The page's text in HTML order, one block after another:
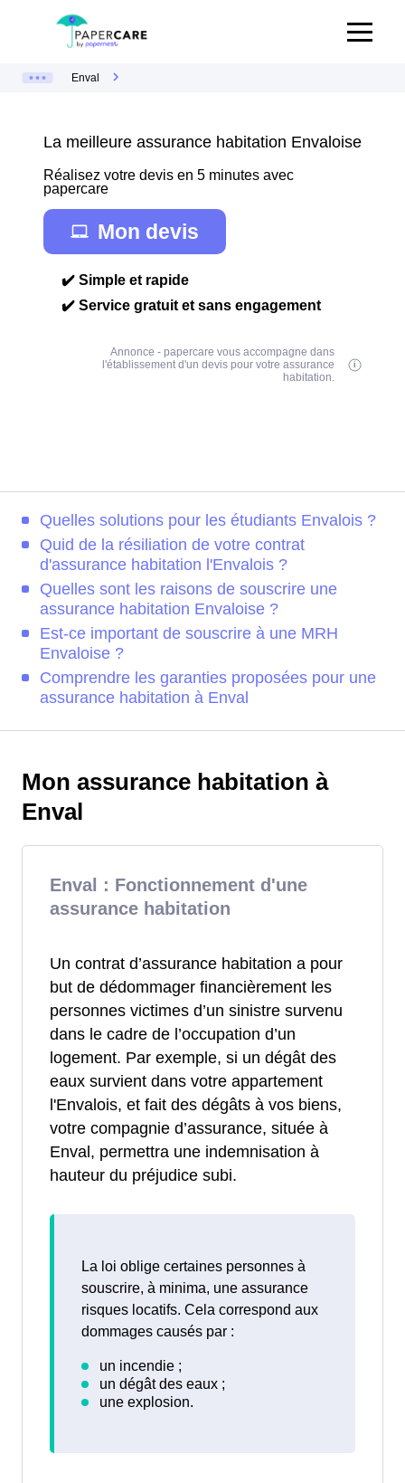
Enval
La meilleure assurance habitation Envaloise
Réalisez votre devis en 5 minutes avec
papercare
Mon devis
✔️ Simple et rapide
✔️ Service gratuit et sans engagement
Annonce - papercare vous accompagne dans
l'établissement d'un devis pour votre assurance
habitation.
Quelles solutions pour les étudiants Envalois ?
Quid de la résiliation de votre contrat
d'assurance habitation l'Envalois ?
Quelles sont les raisons de souscrire une
assurance habitation Envaloise ?
Est-ce important de souscrire à une MRH
Envaloise ?
Comprendre les garanties proposées pour une
assurance habitation à Enval
Mon assurance habitation à
Enval
Enval : Fonctionnement d'une
assurance habitation
Un contrat d’assurance habitation a pour
but de dédommager financièrement les
personnes victimes d’un sinistre survenu
dans le cadre de l’occupation d’un
logement. Par exemple, si un dégât des
eaux survient dans votre appartement
l'Envalois, et fait des dégâts à vos biens,
votre compagnie d’assurance, située à
Enval, permettra une indemnisation à
hauteur du préjudice subi.
La loi oblige certaines personnes à
souscrire, à minima, une assurance
risques locatifs. Cela correspond aux
dommages causés par :